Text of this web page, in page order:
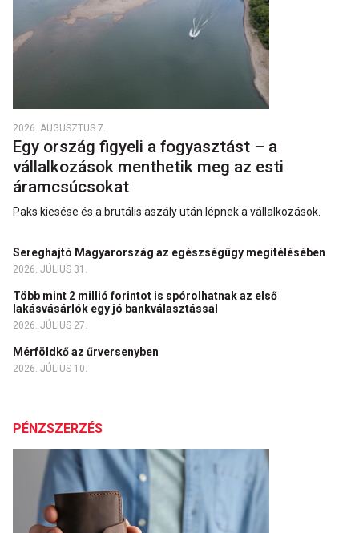
2026. AUGUSZTUS 7.
Egy ország figyeli a fogyasztást – a
vállalkozások menthetik meg az esti
áramcsúcsokat
Paks kiesése és a brutális aszály után lépnek a vállalkozások.
Sereghajtó Magyarország az egészségügy megítélésében
2026. JÚLIUS 31.
Több mint 2 millió forintot is spórolhatnak az első
lakásvásárlók egy jó bankválasztással
2026. JÚLIUS 27.
Mérföldkő az űrversenyben
2026. JÚLIUS 10.
PÉNZSZERZÉS